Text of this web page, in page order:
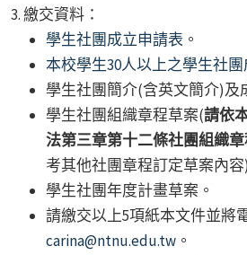
繳交資料：
學生社團成立申請表 。
本校學生30人以上之學生社
學生社團簡介(含英文簡介)及
學生社團組織章程草案(請依
法第三章第十二條社團組織
考其他社團章程訂定草案內容
學生社團年度計畫草案。
請繳交以上5項紙本文件並將
carina@ntnu.edu.tw 。